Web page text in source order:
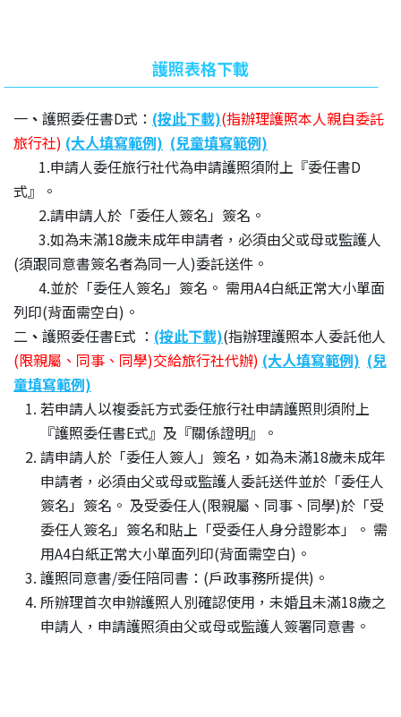
護照表格下載
一 、 護照委任書D式： (按此下載)(指辦理護照本人親自委託
旅行社) (大人填寫範例) (兒童填寫範例)
1.申請人委任旅行社代為申請護照須附上『委任書D
式』。
2.請申請人於「委任人簽名」簽名。
3.如為未滿18歲未成年申請者，必須由父或母或監護人
(須跟同意書簽名者為同一人)委託送件。
4.並於「委任人簽名」簽名。 需用A4白紙正常大小單面
列印(背面需空白)。
二 、 護照委任書E式 ： (按此下載)(指辦理護照本人委託他人
(限親屬、同事、同學)交給旅行社代辦) (大人填寫範例) (兒
童填寫範例)
若申請人以複委託方式委任旅行社申請護照則須附上
『護照委任書E式』及『關係證明』。
請申請人於「委任人簽人」簽名，如為未滿18歲未成年
申請者，必須由父或母或監護人委託送件並於「委任人
簽名」簽名。 及受委任人(限親屬、同事、同學)於「受
委任人簽名」簽名和貼上「受委任人身分證影本」。 需
用A4白紙正常大小單面列印(背面需空白)。
護照同意書/委任陪同書：(戶政事務所提供)。
所辦理首次申辦護照人別確認使用，未婚且未滿18歲之
申請人，申請護照須由父或母或監護人簽署同意書。